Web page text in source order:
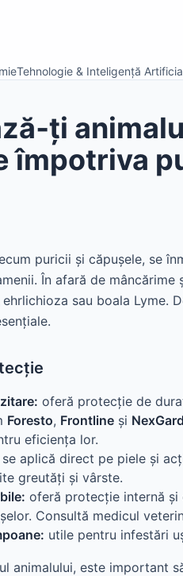
Tehnologie & Inteligență
împotriva
puricii și căpușele, se
În afară de
sau boala Lyme.
oferă protecție de
Foresto, Frontline și NexGard
eficiența lor.
se aplică direct pe piele și
greutăți și vârste.
oferă protecție internă
Consultă medicul
utile pentru infestări
animalului, este important